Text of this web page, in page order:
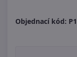
Objednací kód: